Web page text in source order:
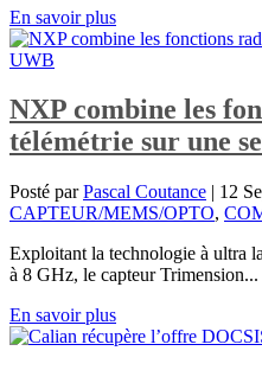
En savoir plus
NXP combine les
télémétrie sur une
Posté parPascal Coutance | 12
CAPTEUR/MEMS/OPTO,
Exploitant la technologie à ultra
à 8 GHz, le capteur Trimension...
En savoir plus